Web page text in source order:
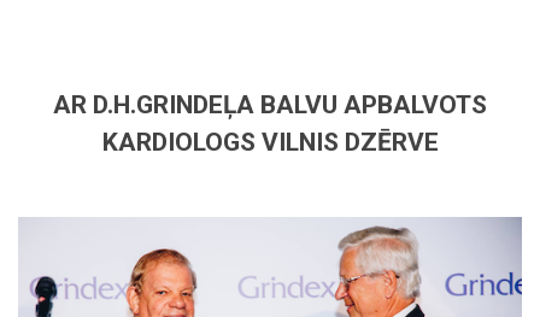
AR D.H.GRINDEĻA BALVU APBALVOTS
KARDIOLOGS VILNIS DZĒRVE